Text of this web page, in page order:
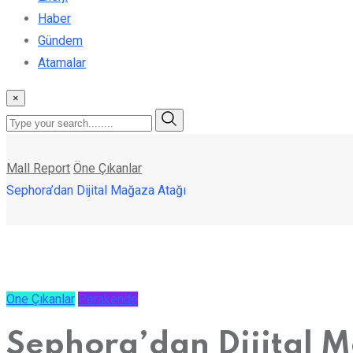
Haber
Gündem
Atamalar
×
Mall Report Öne Çıkanlar
Sephora’dan Dijital Mağaza Atağı
Öne Çıkanlar Perakende
Sephora’dan Dijital